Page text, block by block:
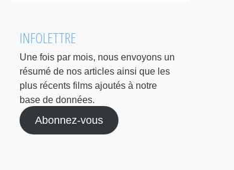
INFOLETTRE
Une fois par mois, nous envoyons un
résumé de nos articles ainsi que les
plus récents films ajoutés à notre
base de données.
Abonnez-vous